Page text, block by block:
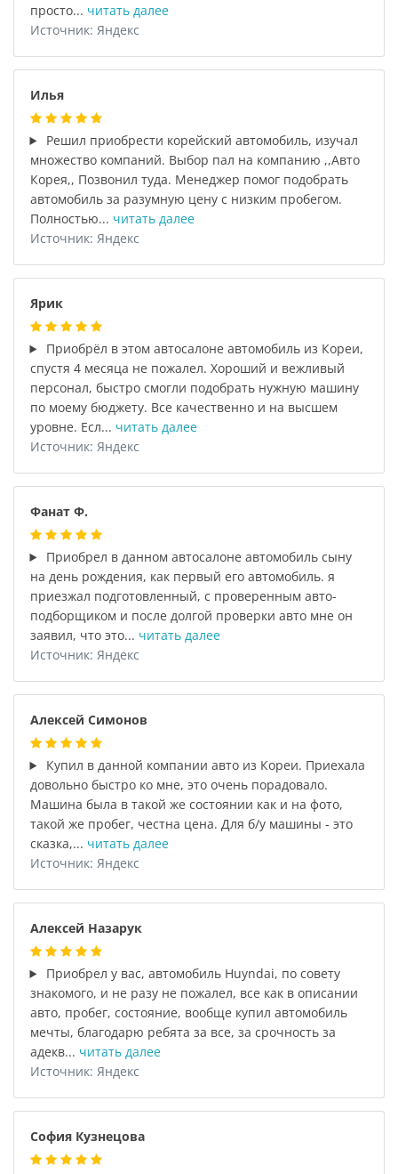
просто... читать далее
Источник: Яндекс
Илья
Решил приобрести корейский автомобиль, изучал
множество компаний. Выбор пал на компанию ,,Авто
Корея,, Позвонил туда. Менеджер помог подобрать
автомобиль за разумную цену с низким пробегом.
Полностью... читать далее
Источник: Яндекс
Ярик
Приобрёл в этом автосалоне автомобиль из Кореи,
спустя 4 месяца не пожалел. Хороший и вежливый
персонал, быстро смогли подобрать нужную машину
по моему бюджету. Все качественно и на высшем
уровне. Есл... читать далее
Источник: Яндекс
Фанат Ф.
Приобрел в данном автосалоне автомобиль сыну
на день рождения, как первый его автомобиль. я
приезжал подготовленный, с проверенным авто-
подборщиком и после долгой проверки авто мне он
заявил, что это... читать далее
Источник: Яндекс
Алексей Симонов
Купил в данной компании авто из Кореи. Приехала
довольно быстро ко мне, это очень порадовало.
Машина была в такой же состоянии как и на фото,
такой же пробег, честна цена. Для б/у машины - это
сказка,... читать далее
Источник: Яндекс
Алексей Назарук
Приобрел у вас, автомобиль Huyndai, по совету
знакомого, и не разу не пожалел, все как в описании
авто, пробег, состояние, вообще купил автомобиль
мечты, благодарю ребята за все, за срочность за
адекв... читать далее
Источник: Яндекс
София Кузнецова